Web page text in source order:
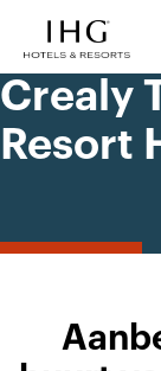
Crealy
Resort